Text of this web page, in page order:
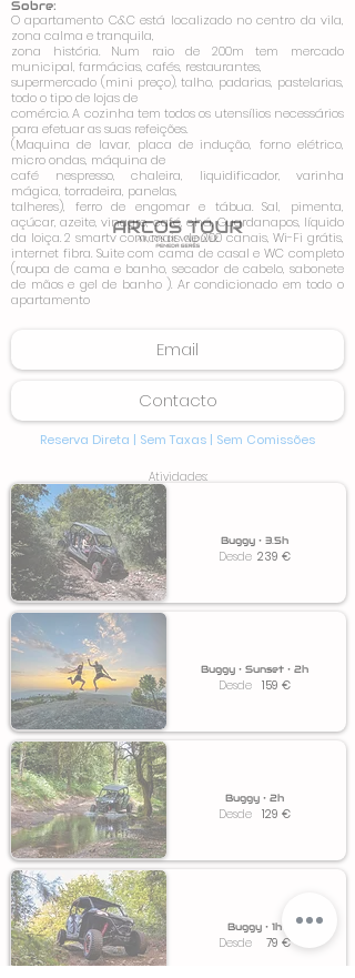
Sobre:
O apartamento C&C está localizado no centro da vila,
zona calma e tranquila,
zona história. Num raio de 200m tem mercado
municipal, farmácias, cafés, restaurantes,
supermercado (mini preço), talho, padarias, pastelarias,
todo o tipo de lojas de
comércio. A cozinha tem todos os utensílios necessários
para efetuar as suas refeições.
(Maquina de lavar, placa de indução, forno elétrico,
micro ondas, máquina de
café nespresso, chaleira, liquidificador, varinha
mágica, torradeira, panelas,
talheres), ferro de engomar e tábua. Sal, pimenta,
açúcar, azeite, vinagre, café, chá, Guardanapos, líquido
da loiça. 2 smartv com mais de 200 canais, Wi-Fi grátis,
internet fibra. Suite com cama de casal e WC completo
(roupa de cama e banho, secador de cabelo, sabonete
de mãos e gel de banho ). Ar condicionado em todo o
apartamento
Email
Contacto
Reserva Direta | Sem Taxas | Sem Comissões
Atividades:
Buggy • 3.5h
Desde 239 €
Buggy • Sunset • 2h
Desde 159 €
Buggy • 2h
Desde 129 €
Buggy • 1h
Desde 79 €